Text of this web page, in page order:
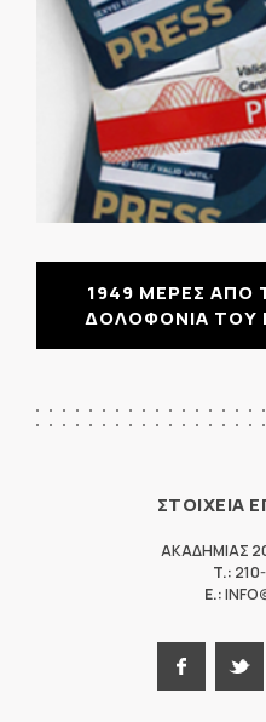
1949 ΜΕΡΕΣ ΑΠΟ
ΔΟΛΟΦΟΝΙΑ ΤΟΥ
ΣΤΟΙΧΕΙΑ
ΑΚΑΔΗΜΙΑΣ
T.:
E.: